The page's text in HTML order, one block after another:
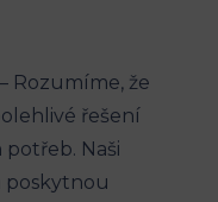
Rozumíme, že
řešení
Naši
poskytnou